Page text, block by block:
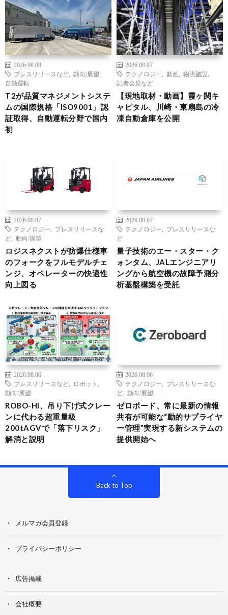
2026.08.08
プレスリリースなど
動向/展望
自動運転
T2が品質マネジメントシステ
ムの国際規格「ISO9001」認
証取得、自動運転分野で国内
初
2026.08.07
テクノロジー
動画 物流施設
記者会見など
【現地取材・動画】霞ヶ関キ
ャピタル、川崎・東扇島の冷
凍自動倉庫を公開
2026.08.07
テクノロジー
プレスリリースな
ど
動向/展望
ロジスネクストが防爆仕様車
のフォークをフルモデルチェ
ンジ、オペレーターの快適性
向上図る
2026.08.07
テクノロジー
プレスリリースな
ど
量子技術のエー・スター・ク
ォンタム、JALエンジニアリ
ングから航空機の故障予測分
析基盤構築を受託
2026.08.06
プレスリリースなど
ロボット
動向/展望
ROBO-HI、吊り下げ式クレー
ンに代わる超重量級
200tAGVで「落下リスク」
解消と説明
2026.08.06
テクノロジー
プレスリリースな
ど
動向/展望
ゼロボード、常に最新の情報
共有が可能な“動的サプライヤ
ー管理”実現する新システムの
提供開始へ
Back to Top
メルマガ会員登録
プライバシーポリシー
広告掲載
会社概要